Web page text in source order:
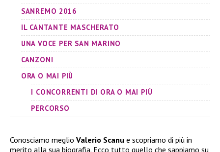
SANREMO 2016
IL CANTANTE MASCHERATO
UNA VOCE PER SAN MARINO
CANZONI
ORA O MAI PIÙ
I CONCORRENTI DI ORA O MAI PIÙ
PERCORSO
Conosciamo meglio Valerio Scanu e scopriamo di più in
merito alla sua biografia. Ecco tutto quello che sappiamo su